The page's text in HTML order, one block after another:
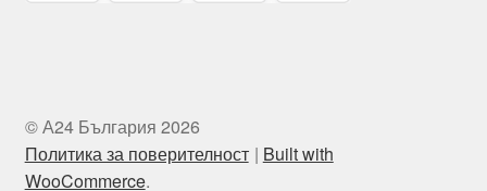
© А24 България 2026
Политика за поверителност
Built with
WooCommerce.